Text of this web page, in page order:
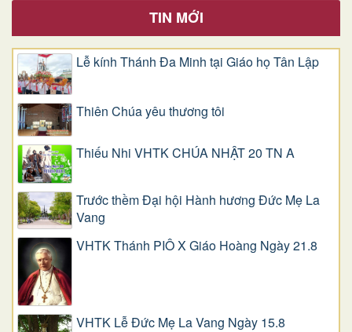
TIN MỚI
Lễ kính Thánh Đa Minh tại Giáo họ Tân Lập
Thiên Chúa yêu thương tôi
Thiếu Nhi VHTK CHÚA NHẬT 20 TN A
Trước thềm Đại hội Hành hương Đức Mẹ La
Vang
VHTK Thánh PIÔ X Giáo Hoàng Ngày 21.8
VHTK Lễ Đức Mẹ La Vang Ngày 15.8